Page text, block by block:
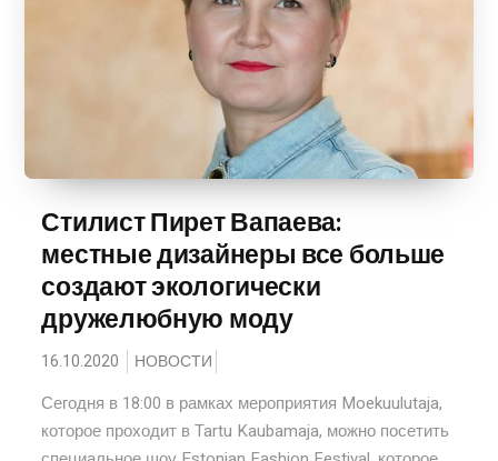
Стилист Пирет Вапаева:
местные дизайнеры все больше
создают экологически
дружелюбную моду
16.10.2020 НОВОСТИ
Сегодня в 18:00 в рамках мероприятия Moekuulutaja,
которое проходит в Tartu Kaubamaja, можно посетить